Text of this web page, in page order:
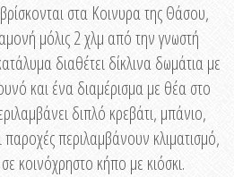
στα Κοινυρα της Θάσου,
μόλις 2 χλμ από την γνωστή
διαθέτει δίκλινα δωμάτια με
και ένα διαμέρισμα με θέα στο
διπλό κρεβάτι, μπάνιο,
παροχές περιλαμβάνουν κλιματισμό,
κοινόχρηστο κήπο με κιόσκι.